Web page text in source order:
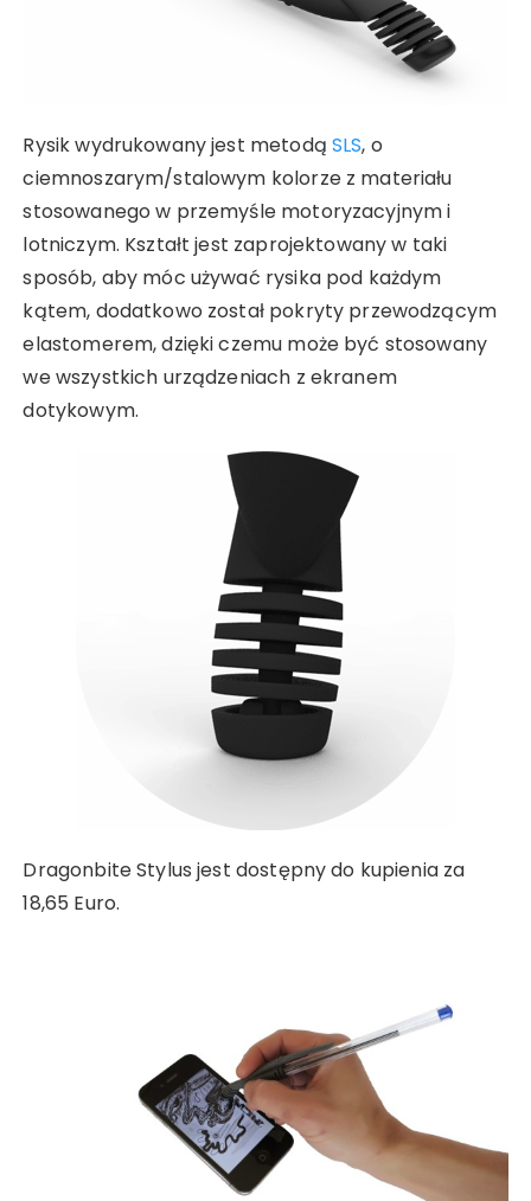
Rysik wydrukowany jest metodą SLS, o
ciemnoszarym/stalowym kolorze z materiału
stosowanego w przemyśle motoryzacyjnym i
lotniczym. Kształt jest zaprojektowany w taki
sposób, aby móc używać rysika pod każdym
kątem, dodatkowo został pokryty przewodzącym
elastomerem, dzięki czemu może być stosowany
we wszystkich urządzeniach z ekranem
dotykowym.
Dragonbite Stylus jest dostępny do kupienia za
18,65 Euro.